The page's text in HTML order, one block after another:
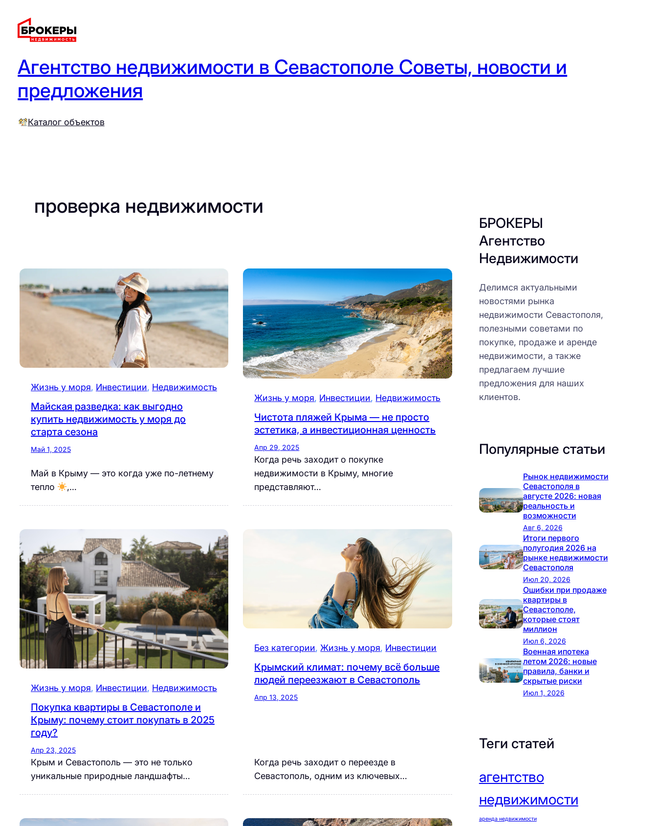
содержимому
Агентство недвижимости в Севастополе Советы, новости и
предложения
Каталог объектов
проверка недвижимости
Жизнь у моря, Инвестиции, Недвижимость
Майская разведка: как выгодно
купить недвижимость у моря до
старта сезона
Май 1, 2025
Май в Крыму — это когда уже по-летнему
тепло
,…
Жизнь у моря, Инвестиции, Недвижимость
Чистота пляжей Крыма — не просто
эстетика, а инвестиционная ценность
Апр 29, 2025
Когда речь заходит о покупке
недвижимости в Крыму, многие
представляют…
Жизнь у моря, Инвестиции, Недвижимость
Покупка квартиры в Севастополе и
Крыму: почему стоит покупать в 2025
году?
Апр 23, 2025
Крым и Севастополь — это не только
уникальные природные ландшафты…
Без категории, Жизнь у моря, Инвестиции
Крымский климат: почему всё больше
людей переезжают в Севастополь
Апр 13, 2025
Когда речь заходит о переезде в
Севастополь, одним из ключевых…
БРОКЕРЫ
Агентство
Недвижимости
Делимся актуальными
новостями рынка
недвижимости Севастополя,
полезными советами по
покупке, продаже и аренде
недвижимости, а также
предлагаем лучшие
предложения для наших
клиентов.
Популярные статьи
Рынок недвижимости
Севастополя в
августе 2026: новая
реальность и
возможности
Авг 6, 2026
Итоги первого
полугодия 2026 на
рынке недвижимости
Севастополя
Июл 20, 2026
Ошибки при продаже
квартиры в
Севастополе,
которые стоят
миллион
Июл 6, 2026
Военная ипотека
летом 2026: новые
правила, банки и
скрытые риски
Июл 1, 2026
Теги статей
агентство
недвижимости
аренда недвижимости